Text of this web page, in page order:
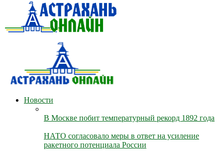
Новости
В Москве побит температурный рекорд 1892 года
НАТО согласовало меры в ответ на усиление
ракетного потенциала России